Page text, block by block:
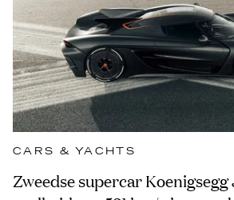
CARS & YACHTS
Zweedse supercar Koenigsegg